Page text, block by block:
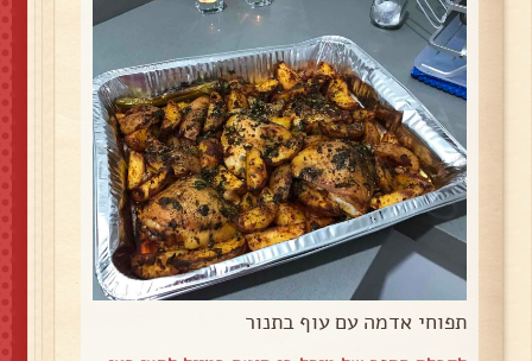
תפוחי אדמה עם עוף בתנור